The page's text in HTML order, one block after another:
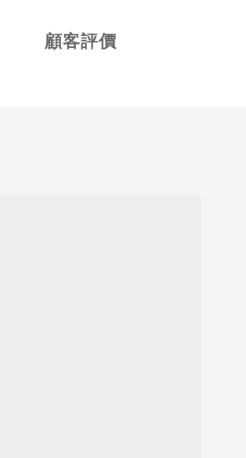
顧客評價